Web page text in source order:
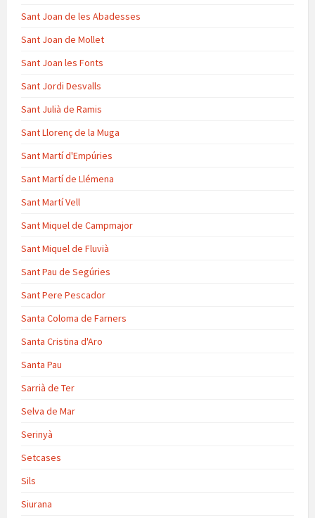
Sant Joan de les Abadesses
Sant Joan de Mollet
Sant Joan les Fonts
Sant Jordi Desvalls
Sant Julià de Ramis
Sant Llorenç de la Muga
Sant Martí d'Empúries
Sant Martí de Llémena
Sant Martí Vell
Sant Miquel de Campmajor
Sant Miquel de Fluvià
Sant Pau de Segúries
Sant Pere Pescador
Santa Coloma de Farners
Santa Cristina d'Aro
Santa Pau
Sarrià de Ter
Selva de Mar
Serinyà
Setcases
Sils
Siurana